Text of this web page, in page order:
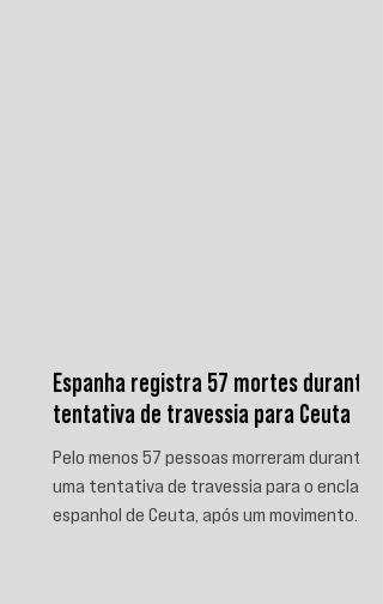
Espanha registra 57 mortes durante
tentativa de travessia para Ceuta
Pelo menos 57 pessoas morreram durante
uma tentativa de travessia para o enclave
espanhol de Ceuta, após um movimento